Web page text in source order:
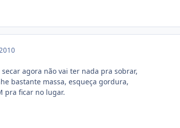
agora não vai ter nada pra sobrar,
bastante massa, esqueça gordura,
pra ficar no lugar.